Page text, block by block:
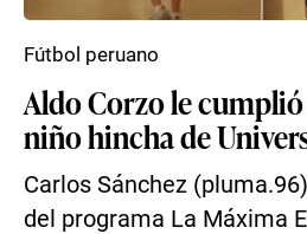
Aldo Corzo le cumplió
niño hincha de
Carlos Sánchez
del programa La Máxima
Fútbol peruano